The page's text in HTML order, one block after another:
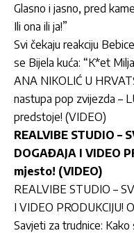
Glasno i jasno, pred
Ili ona ili ja!”
Svi čekaju reakciju
se Bijela kuća: “K*et
ANA NIKOLIĆ U
nastupa pop zvijezda –
predstoje! (VIDEO)
REALVIBE STUDIO –
DOGAĐAJA I VIDEO
mjesto! (VIDEO)
REALVIBE STUDIO –
I VIDEO PRODUKCIJU!
Savjeti za trudnice: